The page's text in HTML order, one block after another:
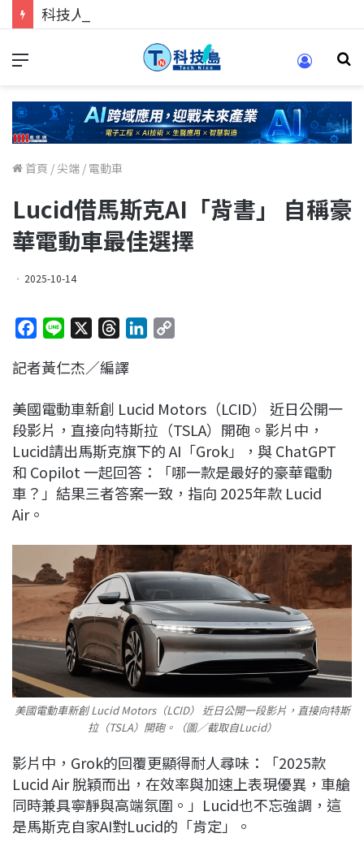
科技人找工作，就到TECH+ 科技專區!
首頁 /尖端 / 電動車
Lucid借馬斯克AI「背書」 自稱豪
華電動車最佳選擇
2025-10-14
c
b
o
o
k
n
r
a
d
s
e
d
I
n
L
i
n
k
記者黃仁杰／編譯
美國電動車新創 Lucid Motors（LCID） 近日公開一
段影片，直接向特斯拉（TSLA）開砲。影片中，
Lucid請出馬斯克旗下的 AI「Grok」，與 ChatGPT
和 Copilot 一起回答：「哪一款是最好的豪華電動
車？」結果三者答案一致，指向 2025年款 Lucid
Air。
美國電動車新創 Lucid Motors（LCID） 近日公開一段影片，直接向特斯
拉（TSLA）開砲。（圖／截取自Lucid）
影片中，Grok的回覆更顯得耐人尋味：「2025款
Lucid Air 脫穎而出，在效率與加速上表現優異，車艙
同時兼具寧靜與高端氛圍。」Lucid也不忘強調，這
是馬斯克自家AI對Lucid的「肯定」。